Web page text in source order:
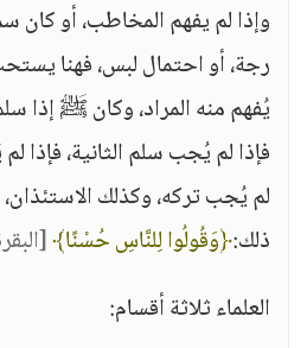
وإذا لم يفهم المخاطب، أو كان
رجة، أو احتمال لبس، فهنا
يُفهم منه المراد، وكان ﷺ إذا
فإذا لم يُجب سلم الثانية، فإذا
لم يُجب تركه، وكذلك
ذلك:﴿وَقُولُوا لِلنَّاسِ حُسْنًا﴾
العلماء ثلاثة أقسام: